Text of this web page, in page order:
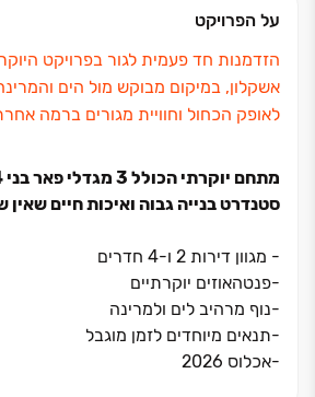
על הפרויקט
הזדמנות חד פעמית לגור בפרויקט
אשקלון, במיקום מבוקש מול הים
לאופק הכחול וחוויית מגורים ברמה
סטנדרט בנייה גבוה ואיכות חיים שאין
‏- מגוון דירות ‏2 ו‏-‏4 חדרים
‏-פנטהאוזים יוקרתיים
‏-נוף מרהיב לים ולמרינה
‏-תנאים מיוחדים לזמן מוגבל
‏-אכלוס ‏2026